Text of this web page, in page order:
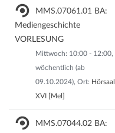
MMS.07061.01 BA:
Mediengeschichte
VORLESUNG
Mittwoch: 10:00 - 12:00,
wöchentlich (ab
09.10.2024), Ort: Hörsaal
XVI [Mel]
MMS.07044.02 BA: